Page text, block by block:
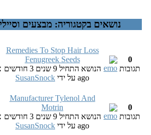
נושאים בקטגוריה: מבצעים
0
תגובות
Remedies To Stop Hair Loss
Fenugreek Seeds
הנושא התחיל 9 שנים 3 חודשים
ago על ידי SusanSnock
0
תגובות
Manufacturer Tylenol And
Motrin
הנושא התחיל 9 שנים 3 חודשים
ago על ידי SusanSnock